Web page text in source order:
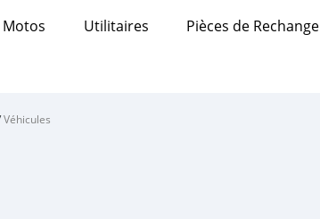
Motos Utilitaires Pièces de Rechange
Véhicules